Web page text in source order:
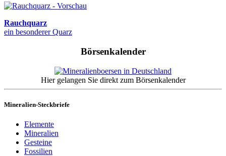
Rauchquarz
ein besonderer Quarz
Börsenkalender
Hier gelangen Sie direkt zum Börsenkalender
Mineralien-Steckbriefe
Elemente
Mineralien
Gesteine
Fossilien